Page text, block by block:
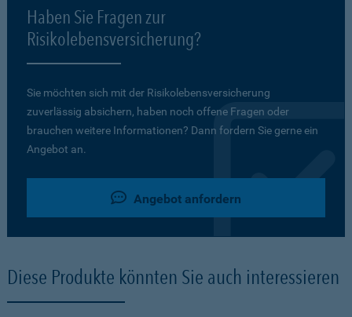
Haben Sie Fragen zur
Risikolebensversicherung?
Sie möchten sich mit der Risikolebensversicherung
zuverlässig absichern, haben noch offene Fragen oder
brauchen weitere Informationen? Dann fordern Sie gerne ein
Angebot an.
Angebot anfordern
Diese Produkte könnten Sie auch interessieren